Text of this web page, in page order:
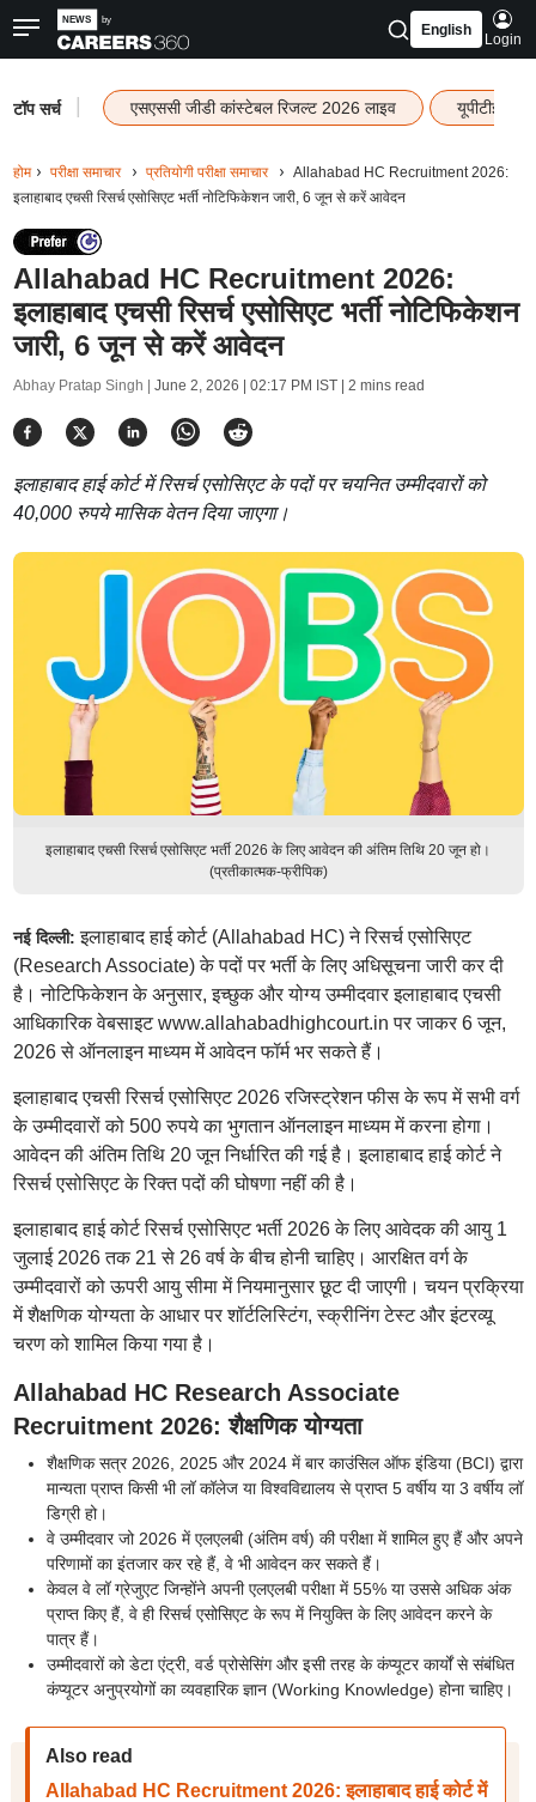
English
Login
टॉप सर्च एसएससी जीडी कांस्टेबल रिजल्ट 2026 लाइव यूपीटीईटी
होम परीक्षा समाचार प्रतियोगी परीक्षा समाचार
Allahabad HC Recruitment 2026:
इलाहाबाद एचसी रिसर्च एसोसिएट भर्ती नोटिफिकेशन जारी, 6 जून से करें आवेदन
Allahabad HC Recruitment 2026:
इलाहाबाद एचसी रिसर्च एसोसिएट भर्ती नोटिफिकेशन
जारी, 6 जून से करें आवेदन
Abhay Pratap Singh | June 2, 2026 | 02:17 PM IST| 2 mins read
इलाहाबाद हाई कोर्ट में रिसर्च एसोसिएट के पदों पर चयनित उम्मीदवारों को
40,000 रुपये मासिक वेतन दिया जाएगा।
इलाहाबाद एचसी रिसर्च एसोसिएट भर्ती 2026 के लिए आवेदन की अंतिम तिथि 20 जून हो।
(प्रतीकात्मक-फ्रीपिक)
नई दिल्ली:इलाहाबाद हाई कोर्ट (Allahabad HC) ने रिसर्च एसोसिएट
(Research Associate) के पदों पर भर्ती के लिए अधिसूचना जारी कर दी
है। नोटिफिकेशन के अनुसार, इच्छुक और योग्य उम्मीदवार इलाहाबाद एचसी
आधिकारिक वेबसाइट www.allahabadhighcourt.in पर जाकर 6 जून,
2026 से ऑनलाइन माध्यम में आवेदन फॉर्म भर सकते हैं।
इलाहाबाद एचसी रिसर्च एसोसिएट 2026 रजिस्ट्रेशन फीस के रूप में सभी वर्ग
के उम्मीदवारों को 500 रुपये का भुगतान ऑनलाइन माध्यम में करना होगा।
आवेदन की अंतिम तिथि 20 जून निर्धारित की गई है। इलाहाबाद हाई कोर्ट ने
रिसर्च एसोसिएट के रिक्त पदों की घोषणा नहीं की है।
इलाहाबाद हाई कोर्ट रिसर्च एसोसिएट भर्ती 2026 के लिए आवेदक की आयु 1
जुलाई 2026 तक 21 से 26 वर्ष के बीच होनी चाहिए। आरक्षित वर्ग के
उम्मीदवारों को ऊपरी आयु सीमा में नियमानुसार छूट दी जाएगी। चयन प्रक्रिया
में शैक्षणिक योग्यता के आधार पर शॉर्टलिस्टिंग, स्क्रीनिंग टेस्ट और इंटरव्यू
चरण को शामिल किया गया है।
Allahabad HC Research Associate
Recruitment 2026: शैक्षणिक योग्यता
शैक्षणिक सत्र 2026, 2025 और 2024 में बार काउंसिल ऑफ इंडिया (BCI) द्वारा
मान्यता प्राप्त किसी भी लॉ कॉलेज या विश्वविद्यालय से प्राप्त 5 वर्षीय या 3 वर्षीय लॉ
डिग्री हो।
वे उम्मीदवार जो 2026 में एलएलबी (अंतिम वर्ष) की परीक्षा में शामिल हुए हैं और अपने
परिणामों का इंतजार कर रहे हैं, वे भी आवेदन कर सकते हैं।
केवल वे लॉ ग्रेजुएट जिन्होंने अपनी एलएलबी परीक्षा में 55% या उससे अधिक अंक
प्राप्त किए हैं, वे ही रिसर्च एसोसिएट के रूप में नियुक्ति के लिए आवेदन करने के
पात्र हैं।
उम्मीदवारों को डेटा एंट्री, वर्ड प्रोसेसिंग और इसी तरह के कंप्यूटर कार्यों से संबंधित
कंप्यूटर अनुप्रयोगों का व्यवहारिक ज्ञान (Working Knowledge) होना चाहिए।
Also read
Allahabad HC Recruitment 2026: इलाहाबाद हाई कोर्ट में